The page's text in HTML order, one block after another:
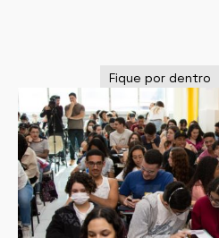
Fique por dentro